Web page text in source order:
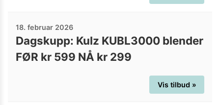
18. februar 2026
Dagskupp: Kulz KUBL3000 blender
FØR kr 599 NÅ kr 299
Vis tilbud »